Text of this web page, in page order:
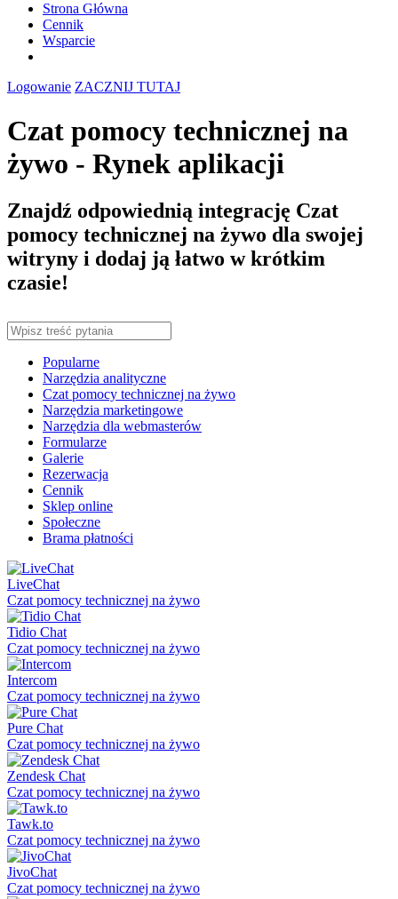
Strona Główna
Cennik
Wsparcie
Logowanie ZACZNIJ TUTAJ
Czat pomocy technicznej na
żywo - Rynek aplikacji
Znajdź odpowiednią integrację Czat
pomocy technicznej na żywo dla swojej
witryny i dodaj ją łatwo w krótkim
czasie!
Popularne
Narzędzia analityczne
Czat pomocy technicznej na żywo
Narzędzia marketingowe
Narzędzia dla webmasterów
Formularze
Galerie
Rezerwacja
Cennik
Sklep online
Społeczne
Brama płatności
LiveChat
Czat pomocy technicznej na żywo
Tidio Chat
Czat pomocy technicznej na żywo
Intercom
Czat pomocy technicznej na żywo
Pure Chat
Czat pomocy technicznej na żywo
Zendesk Chat
Czat pomocy technicznej na żywo
Tawk.to
Czat pomocy technicznej na żywo
JivoChat
Czat pomocy technicznej na żywo